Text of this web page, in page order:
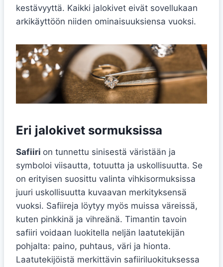
kestävyyttä. Kaikki jalokivet eivät sovellukaan
arkikäyttöön niiden ominaisuuksiensa vuoksi.
Eri jalokivet sormuksissa
Safiiri on tunnettu sinisestä väristään ja
symboloi viisautta, totuutta ja uskollisuutta. Se
on erityisen suosittu valinta vihkisormuksissa
juuri uskollisuutta kuvaavan merkityksensä
vuoksi. Safiireja löytyy myös muissa väreissä,
kuten pinkkinä ja vihreänä. Timantin tavoin
safiiri voidaan luokitella neljän laatutekijän
pohjalta: paino, puhtaus, väri ja hionta.
Laatutekijöistä merkittävin safiiriluokituksessa